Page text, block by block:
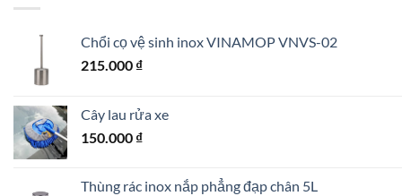
Chổi cọ vệ sinh inox VINAMOP VNVS-02
215.000 ₫
Cây lau rửa xe
150.000 ₫
Thùng rác inox nắp phẳng đạp chân 5L